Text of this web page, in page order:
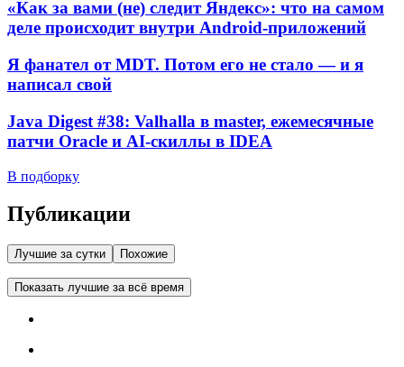
«Как за вами (не) следит Яндекс»: что на самом
деле происходит внутри Android-приложений
Я фанател от MDT. Потом его не стало — и я
написал свой
Java Digest #38: Valhalla в master, ежемесячные
патчи Oracle и AI-скиллы в IDEA
В подборку
Публикации
Лучшие за сутки Похожие
Показать лучшие за всё время